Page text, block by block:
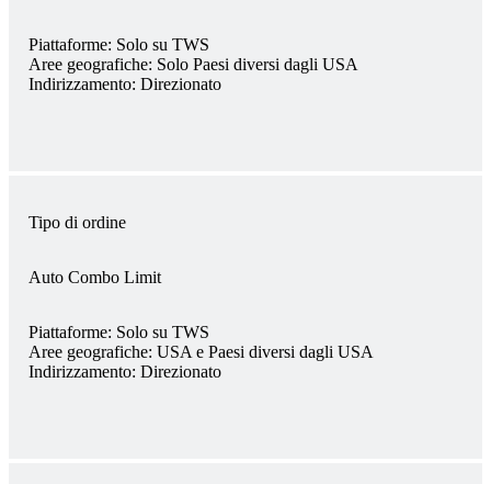
Piattaforme: Solo su TWS
Aree geografiche: Solo Paesi diversi dagli USA
Indirizzamento: Direzionato
Tipo di ordine
Auto Combo Limit
Piattaforme: Solo su TWS
Aree geografiche: USA e Paesi diversi dagli USA
Indirizzamento: Direzionato